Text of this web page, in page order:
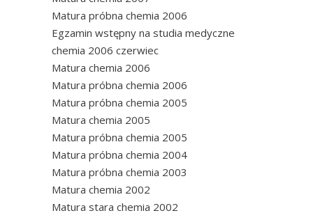
Matura próbna chemia 2006
Egzamin wstępny na studia medyczne
chemia 2006 czerwiec
Matura chemia 2006
Matura próbna chemia 2006
Matura próbna chemia 2005
Matura chemia 2005
Matura próbna chemia 2005
Matura próbna chemia 2004
Matura próbna chemia 2003
Matura chemia 2002
Matura stara chemia 2002